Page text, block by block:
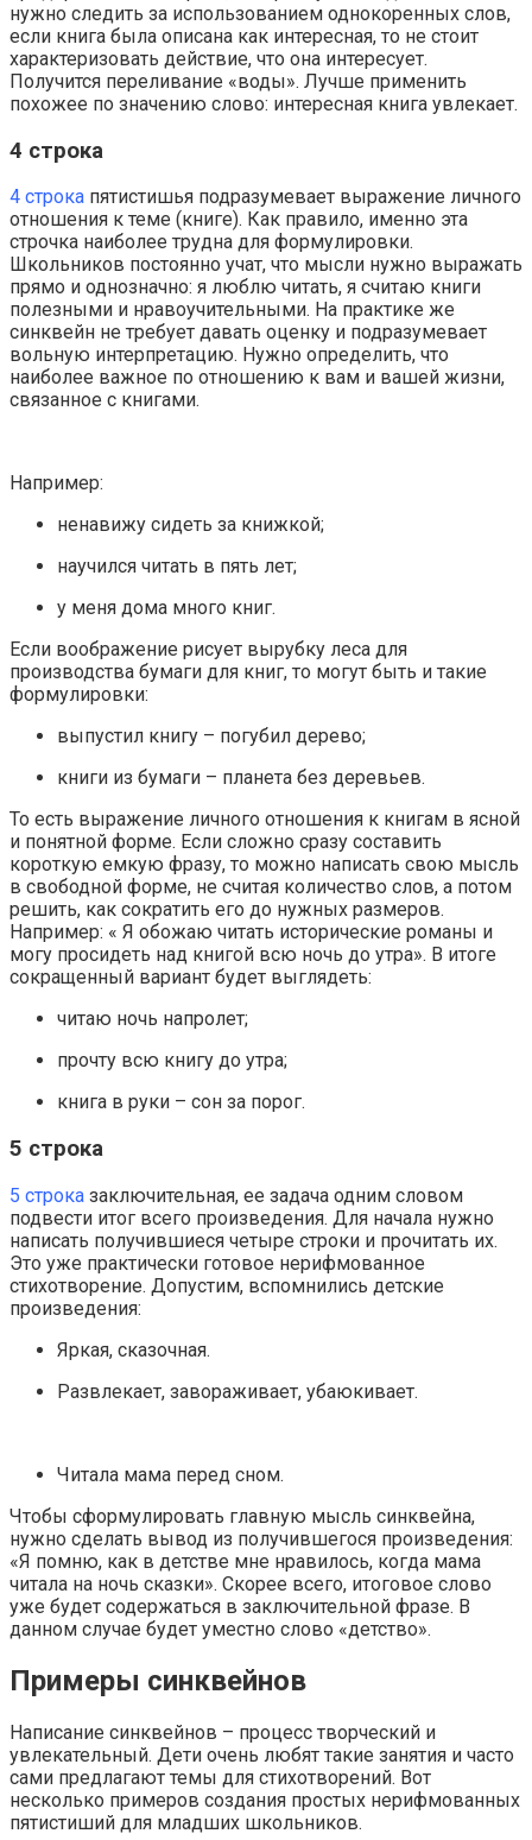
нужно следить за использованием однокоренных слов,
если книга была описана как интересная, то не стоит
характеризовать действие, что она интересует.
Получится переливание «воды». Лучше применить
похожее по значению слово: интересная книга увлекает.
4 строка
4 строка пятистишья подразумевает выражение личного
отношения к теме (книге). Как правило, именно эта
строчка наиболее трудна для формулировки.
Школьников постоянно учат, что мысли нужно выражать
прямо и однозначно: я люблю читать, я считаю книги
полезными и нравоучительными. На практике же
синквейн не требует давать оценку и подразумевает
вольную интерпретацию. Нужно определить, что
наиболее важное по отношению к вам и вашей жизни,
связанное с книгами.
Например:
ненавижу сидеть за книжкой;
научился читать в пять лет;
у меня дома много книг.
Если воображение рисует вырубку леса для
производства бумаги для книг, то могут быть и такие
формулировки:
выпустил книгу – погубил дерево;
книги из бумаги – планета без деревьев.
То есть выражение личного отношения к книгам в ясной
и понятной форме. Если сложно сразу составить
короткую емкую фразу, то можно написать свою мысль
в свободной форме, не считая количество слов, а потом
решить, как сократить его до нужных размеров.
Например: « Я обожаю читать исторические романы и
могу просидеть над книгой всю ночь до утра». В итоге
сокращенный вариант будет выглядеть:
читаю ночь напролет;
прочту всю книгу до утра;
книга в руки – сон за порог.
5 строка
5 строка заключительная, ее задача одним словом
подвести итог всего произведения. Для начала нужно
написать получившиеся четыре строки и прочитать их.
Это уже практически готовое нерифмованное
стихотворение. Допустим, вспомнились детские
произведения:
Яркая, сказочная.
Развлекает, завораживает, убаюкивает.
Читала мама перед сном.
Чтобы сформулировать главную мысль синквейна,
нужно сделать вывод из получившегося произведения:
«Я помню, как в детстве мне нравилось, когда мама
читала на ночь сказки». Скорее всего, итоговое слово
уже будет содержаться в заключительной фразе. В
данном случае будет уместно слово «детство».
Примеры синквейнов
Написание синквейнов – процесс творческий и
увлекательный. Дети очень любят такие занятия и часто
сами предлагают темы для стихотворений. Вот
несколько примеров создания простых нерифмованных
пятистиший для младших школьников.